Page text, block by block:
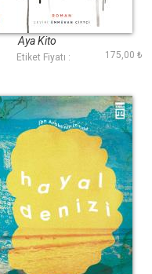
Damla Gözyaşı
Aya Kito
Etiket Fiyatı : 175,00 ₺